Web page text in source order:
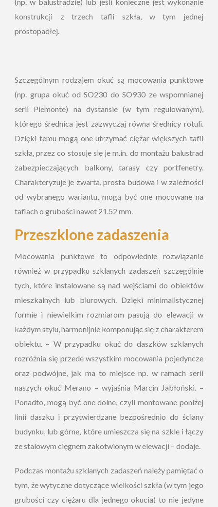
konstrukcji z trzech tafli szkła, w tym jednej
prostopadłej.
Szczególnym rodzajem okuć są mocowania punktowe
(np. grupa okuć od SO230 do SO930 ze wspomnianej
serii Piemonte) na dystansie (w tym regulowanym),
którego średnica jest zazwyczaj równa średnicy rotuli.
Dzięki temu mogą one utrzymać ciężar większych tafli
szkła, przez co stosuje się je m.in. do montażu balustrad
zabezpieczających balkony, tarasy czy portfenetry.
Charakteryzuje je zwarta, prosta budowa i w zależności
od wybranego wariantu, mogą być one mocowane na
taflach o grubości nawet 21.52 mm.
Przeszklone zadaszenia
Mocowania punktowe to odpowiednie rozwiązanie
również w przypadku szklanych zadaszeń szczególnie
tych, które instalowane są nad wejściami do obiektów
mieszkalnych lub biurowych. Dzięki minimalistycznej
formie i niewielkim rozmiarom pasują do elewacji w
każdym stylu, harmonijnie komponując się z charakterem
obiektu. – W przypadku okuć do daszków szklanych
rozróżnia się przede wszystkim mocowania pojedyncze
oraz podwójne, jak ma to miejsce np. w ramach serii
naszych okuć Merano – wyjaśnia Marcin Jabłoński. –
Ponadto, mogą być one dolne, czyli montowane poniżej
linii daszku i przytwierdzane bezpośrednio do ściany
budynku, lub górne, które umieszcza się na szkle i łączy
ze stalowym cięgnem zakotwionym w elewacji – dodaje.
Podczas montażu szklanych zadaszeń należy pamiętać o
tym, że wytyczne dotyczące wielkości szkła (w tym jego
grubości czy ciężaru dla jednego okucia) to nie jedyne